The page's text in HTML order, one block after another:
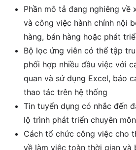
Phần mô tả đang nghiêng về
và công việc hành chính nội
hàng, bán hàng hoặc phát
Bộ lọc ứng viên có thể tập
phối hợp nhiều đầu việc với
quan và sử dụng Excel, báo
thao tác trên hệ thống
Tin tuyển dụng có nhắc đến
lộ trình phát triển chuyên môn
Cách tổ chức công việc cho
về làm việc toàn thời gian và